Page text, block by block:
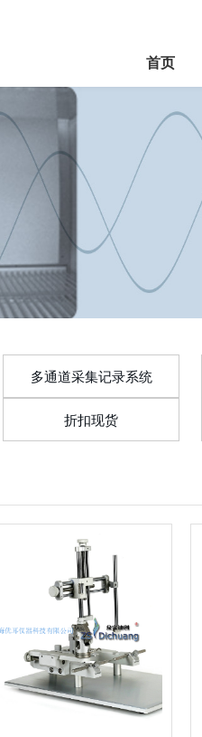
首页
多通道采集记录系统
折扣现货